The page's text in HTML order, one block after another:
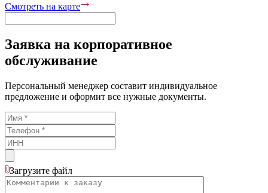
Смотреть на карте
Заявка на корпоративное
обслуживание
Персональный менеджер составит индивидуальное
предложение и оформит все нужные документы.
Загрузите файл